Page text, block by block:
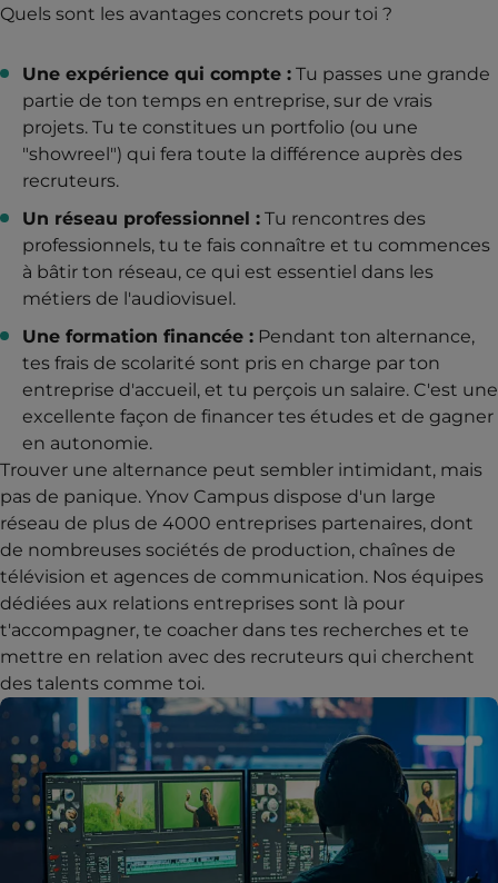
Quels sont les avantages concrets pour toi ?
Une expérience qui compte : Tu passes une grande
partie de ton temps en entreprise, sur de vrais
projets. Tu te constitues un portfolio (ou une
"showreel") qui fera toute la différence auprès des
recruteurs.
Un réseau professionnel : Tu rencontres des
professionnels, tu te fais connaître et tu commences
à bâtir ton réseau, ce qui est essentiel dans les
métiers de l'audiovisuel.
Une formation financée : Pendant ton alternance,
tes frais de scolarité sont pris en charge par ton
entreprise d'accueil, et tu perçois un salaire. C'est une
excellente façon de financer tes études et de gagner
en autonomie.
Trouver une alternance peut sembler intimidant, mais
pas de panique. Ynov Campus dispose d'un large
réseau de plus de 4000 entreprises partenaires, dont
de nombreuses sociétés de production, chaînes de
télévision et agences de communication. Nos équipes
dédiées aux relations entreprises sont là pour
t'accompagner, te coacher dans tes recherches et te
mettre en relation avec des recruteurs qui cherchent
des talents comme toi.